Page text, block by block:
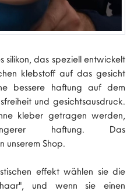
silikon, das speziell entwickelt
klebstoff auf das gesicht
bessere haftung auf dem
und gesichtsausdruck.
kleber getragen werden,
haftung. Das
unserem Shop.
effekt wählen sie die
und wenn sie einen